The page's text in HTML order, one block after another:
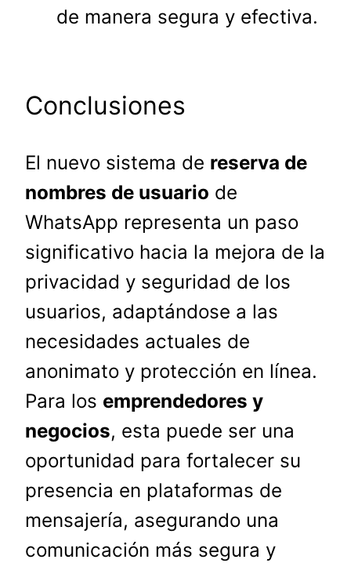
de manera segura y efectiva.
Conclusiones
El nuevo sistema de reserva de
nombres de usuario de
WhatsApp representa un paso
significativo hacia la mejora de la
privacidad y seguridad de los
usuarios, adaptándose a las
necesidades actuales de
anonimato y protección en línea.
Para los emprendedores y
negocios, esta puede ser una
oportunidad para fortalecer su
presencia en plataformas de
mensajería, asegurando una
comunicación más segura y